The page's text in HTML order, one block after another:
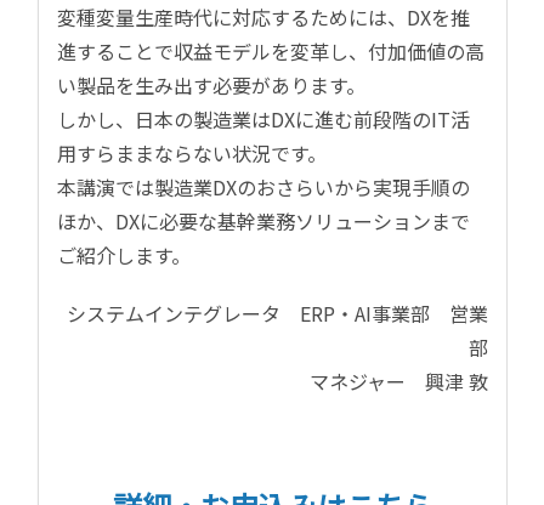
変種変量生産時代に対応するためには、DXを推
進することで収益モデルを変革し、付加価値の高
い製品を生み出す必要があります。
しかし、日本の製造業はDXに進む前段階のIT活
用すらままならない状況です。
本講演では製造業DXのおさらいから実現手順の
ほか、DXに必要な基幹業務ソリューションまで
ご紹介します。
システムインテグレータ ERP・AI事業部 営業
部
マネジャー 興津 敦